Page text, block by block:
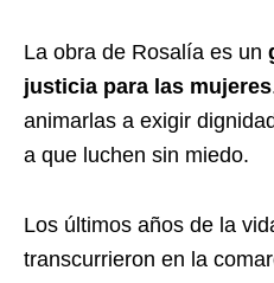
La obra de Rosalía es un
justicia para las mujeres
animarlas a exigir
a que luchen sin miedo.
Los últimos años de la
transcurrieron en la